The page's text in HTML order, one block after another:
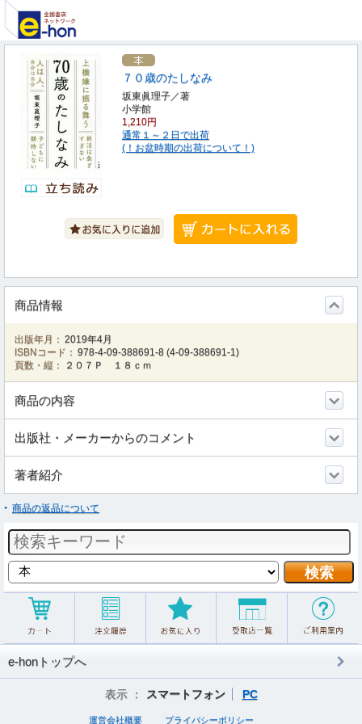
７０歳のたしなみ
坂東眞理子／著
小学館
1,210円
通常１～２日で出荷
(！お盆時期の出荷について！)
商品情報
出版年月： 2019年4月
ISBNコード： 978-4-09-388691-8 (4-09-388691-1)
頁数・縦：
２０７Ｐ １８ｃｍ
商品の内容
出版社・メーカーからのコメント
著者紹介
商品の返品について
e-honトップへ
表示 ： スマートフォン PC
運営会社概要 プライバシーポリシー